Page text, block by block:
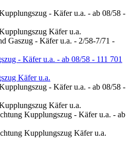
Gaszug - Käfer u.a. - 2/58-7/71 -